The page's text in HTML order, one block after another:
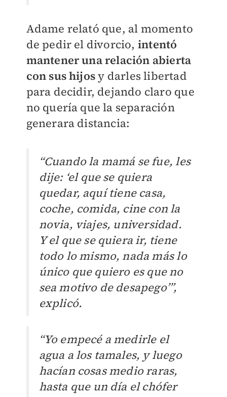
Adame relató que, al momento
de pedir el divorcio, intentó
mantener una relación abierta
con sus hijosy darles libertad
para decidir, dejando claro que
no quería que la separación
generara distancia:
“Cuando la mamá se fue, les
dije: ‘el que se quiera
quedar, aquí tiene casa,
coche, comida, cine con la
novia, viajes, universidad.
Y el que se quiera ir, tiene
todo lo mismo, nada más lo
único que quiero es que no
sea motivo de desapego’”,
explicó.
“Yo empecé a medirle el
agua a los tamales, y luego
hacían cosas medio raras,
hasta que un día el chófer